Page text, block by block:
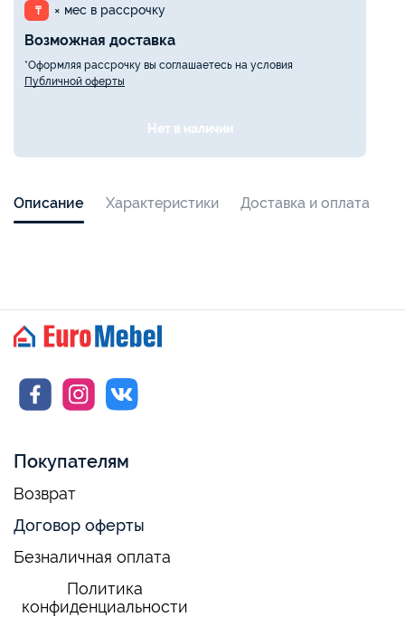
₸ × мес в рассрочку
Возможная доставка
*Оформляя рассрочку вы соглашаетесь на условия
Публичной оферты
Нет в наличии
Описание Характеристики Доставка и оплата
Покупателям
Возврат
Договор оферты
Безналичная оплата
Политика
конфиденциальности